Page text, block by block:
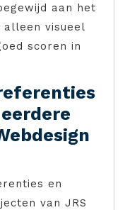
aan het
visueel
scoren in
en
van JRS